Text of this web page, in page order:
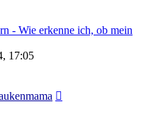
- Wie erkenne ich, ob mein
17:05